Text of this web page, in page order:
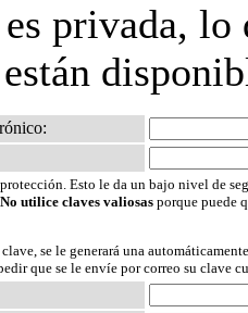
privada,
Esto le da un bajo nivel de
No utilice claves valiosas porque puede
se le generará una
que se le envíe por correo su clave